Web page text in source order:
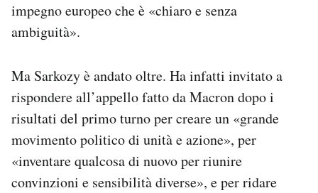
impegno europeo che è «chiaro e senza
ambiguità».
Ma Sarkozy è andato oltre. Ha infatti invitato a
rispondere all’appello fatto da Macron dopo i
risultati del primo turno per creare un «grande
movimento politico di unità e azione», per
«inventare qualcosa di nuovo per riunire
convinzioni e sensibilità diverse», e per ridare